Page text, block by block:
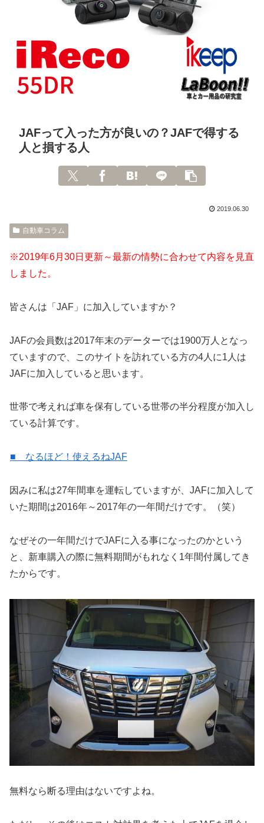
JAFって入った方が良いの？JAFで得する
人と損する人
2019.06.30
自動車コラム
※2019年6月30日更新～最新の情勢に合わせて内容を見直
しました。
皆さんは「JAF」に加入していますか？
JAFの会員数は2017年末のデーターでは1900万人となっ
ていますので、このサイトを訪れている方の4人に1人は
JAFに加入していると思います。
世帯で考えれば車を保有している世帯の半分程度が加入し
ている計算です。
■ なるほど！使えるねJAF
因みに私は27年間車を運転していますが、JAFに加入して
いた期間は2016年～2017年の一年間だけです。（笑）
なぜその一年間だけでJAFに入る事になったのかという
と、新車購入の際に無料期間がもれなく1年間付属してき
たからです。
無料なら断る理由はないですよね。